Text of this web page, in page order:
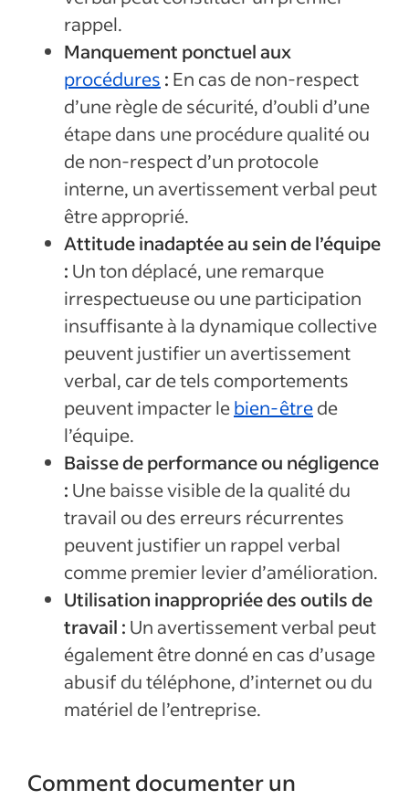
rappel.
Manquement ponctuel aux
procédures : En cas de non-respect
d’une règle de sécurité, d’oubli d’une
étape dans une procédure qualité ou
de non-respect d’un protocole
interne, un avertissement verbal peut
être approprié.
Attitude inadaptée au sein de l’équipe
: Un ton déplacé, une remarque
irrespectueuse ou une participation
insuffisante à la dynamique collective
peuvent justifier un avertissement
verbal, car de tels comportements
peuvent impacter lebien-êtrede
l’équipe.
Baisse de performance ou négligence
: Une baisse visible de la qualité du
travail ou des erreurs récurrentes
peuvent justifier un rappel verbal
comme premier levier d’amélioration.
Utilisation inappropriée des outils de
travail : Un avertissement verbal peut
également être donné en cas d’usage
abusif du téléphone, d’internet ou du
matériel de l’entreprise.
Comment documenter un